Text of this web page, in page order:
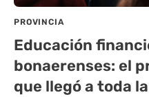
PROVINCIA
Educación
bonaerenses: el
que llegó a toda